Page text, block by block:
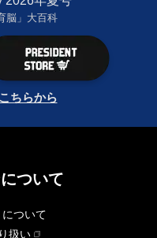
脳」大百科
ちらから
ついて
ついて
扱い